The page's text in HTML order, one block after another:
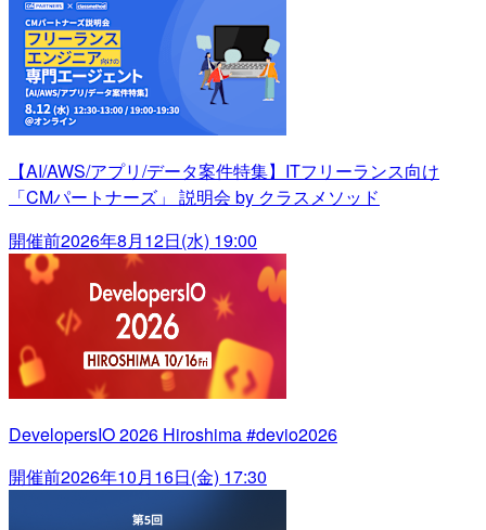
【AI/AWS/アプリ/データ案件特集】ITフリーランス向け
「CMパートナーズ」 説明会 by クラスメソッド
開催前2026年8月12日(水) 19:00
DevelopersIO 2026 Hiroshima #devio2026
開催前2026年10月16日(金) 17:30